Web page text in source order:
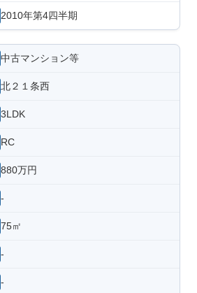
2010年第4四半期
中古マンション等
北２１条西
3LDK
RC
880万円
-
75㎡
-
-